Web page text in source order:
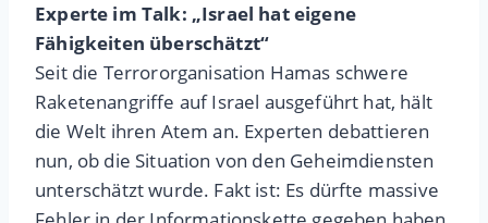
Experte im Talk: „Israel hat eigene
Fähigkeiten überschätzt“
Seit die Terrororganisation Hamas schwere
Raketenangriffe auf Israel ausgeführt hat, hält
die Welt ihren Atem an. Experten debattieren
nun, ob die Situation von den Geheimdiensten
unterschätzt wurde. Fakt ist: Es dürfte massive